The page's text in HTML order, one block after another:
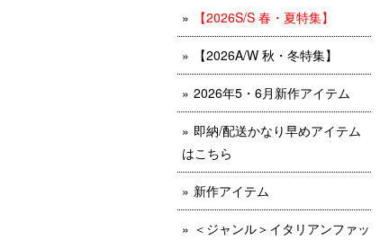
【2026S/S 春・夏特集】
【2026A/W 秋・冬特集】
2026年5・6月新作アイテム
即納/配送かなり早めアイテム
はこちら
新作アイテム
＜ジャンル＞イタリアンファッ